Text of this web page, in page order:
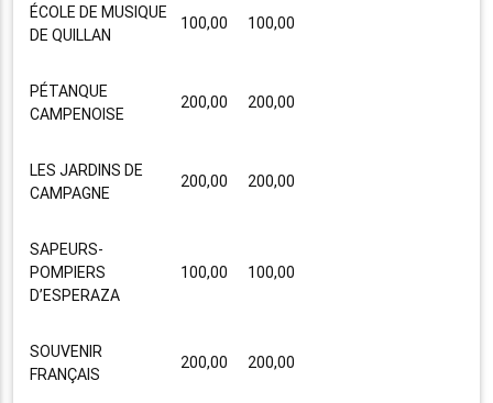
ÉCOLE DE MUSIQUE
DE QUILLAN
100,00 100,00
PÉTANQUE
CAMPENOISE
200,00 200,00
LES JARDINS DE
CAMPAGNE
200,00 200,00
SAPEURS-
POMPIERS
D’ESPERAZA
100,00 100,00
SOUVENIR
FRANÇAIS
200,00 200,00